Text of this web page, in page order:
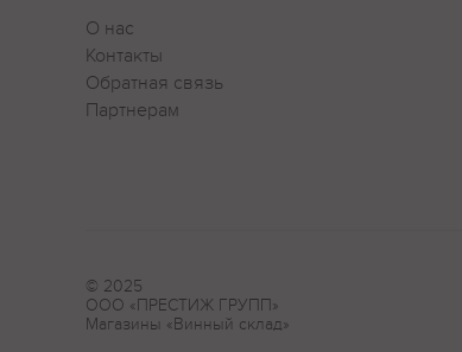
О нас
Контакты
Обратная связь
Партнерам
© 2025
ООО «ПРЕСТИЖ ГРУПП»
Магазины «Винный склад»